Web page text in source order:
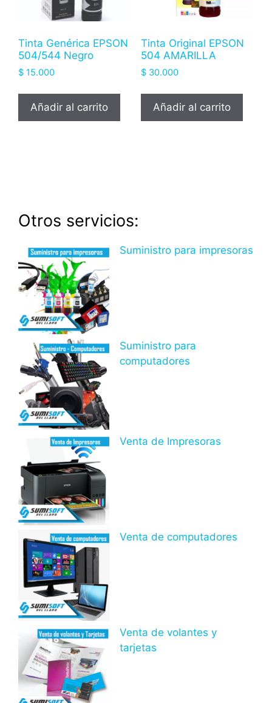
Tinta Genérica EPSON
504/544 Negro
$ 15.000
Añadir al carrito
Tinta Original EPSON
504 AMARILLA
$30.000
Añadir al carrito
Otros servicios:
Suministro para impresoras
Suministro para
computadores
Venta de Impresoras
Venta de computadores
Venta de volantes y
tarjetas